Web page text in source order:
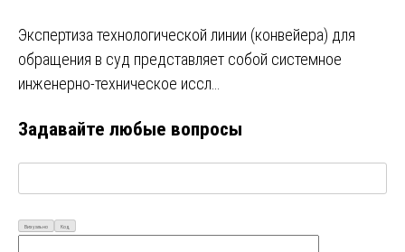
Экспертиза технологической линии (конвейера) для
обращения в суд представляет собой системное
инженерно-техническое иссл…
Задавайте любые вопросы
Визуально Код